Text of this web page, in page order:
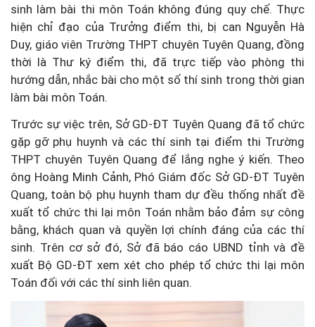
sinh làm bài thi môn Toán không đúng quy chế. Thực
hiện chỉ đạo của Trưởng điểm thi, bị can Nguyễn Hà
Duy, giáo viên Trường THPT chuyên Tuyên Quang, đồng
thời là Thư ký điểm thi, đã trực tiếp vào phòng thi
hướng dẫn, nhắc bài cho một số thí sinh trong thời gian
làm bài môn Toán.
Trước sự việc trên, Sở GD-ĐT Tuyên Quang đã tổ chức
gặp gỡ phụ huynh và các thí sinh tại điểm thi Trường
THPT chuyên Tuyên Quang để lắng nghe ý kiến. Theo
ông Hoàng Minh Cảnh, Phó Giám đốc Sở GD-ĐT Tuyên
Quang, toàn bộ phụ huynh tham dự đều thống nhất đề
xuất tổ chức thi lại môn Toán nhằm bảo đảm sự công
bằng, khách quan và quyền lợi chính đáng của các thí
sinh. Trên cơ sở đó, Sở đã báo cáo UBND tỉnh và đề
xuất Bộ GD-ĐT xem xét cho phép tổ chức thi lại môn
Toán đối với các thí sinh liên quan.